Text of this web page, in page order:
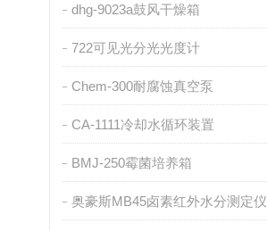
dhg-9023a鼓风干燥箱
722可见光分光光度计
Chem-300耐腐蚀真空泵
CA-1111冷却水循环装置
BMJ-250霉菌培养箱
奥豪斯MB45卤素红外水分测定仪